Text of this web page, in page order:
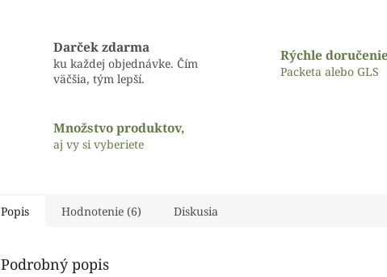
Darček zdarma
ku každej objednávke. Čím
väčšia, tým lepší.
Rýchle
Packeta alebo GLS
Množstvo produktov,
aj vy si vyberiete
Popis Hodnotenie (6) Diskusia
Podrobný popis